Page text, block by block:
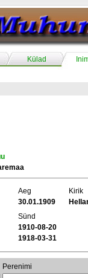
Külad
Aeg
Kirik
30.01.1909
Sünd
1910-08-20
1918-03-31
Perenimi